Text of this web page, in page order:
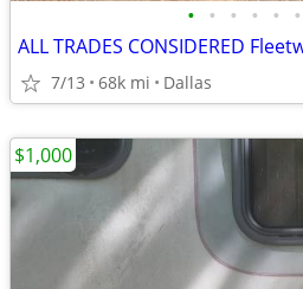
• • • • • •
7/13 68k mi Dallas
$1,000